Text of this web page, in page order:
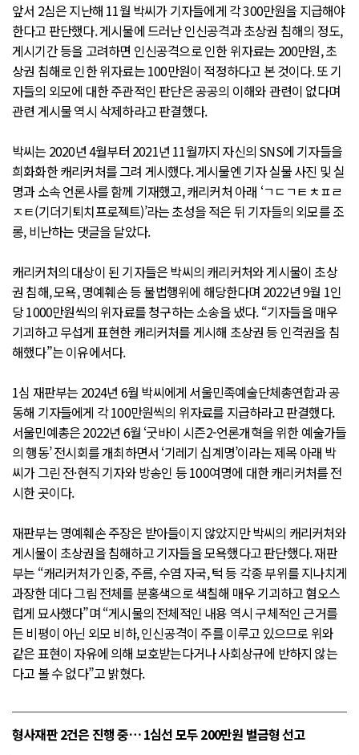
앞서 2심은 지난해 11월 박씨가 기자들에게 각 300만원을 지급해야
한다고 판단했다. 게시물에 드러난 인신공격과 초상권 침해의 정도,
게시기간 등을 고려하면 인신공격으로 인한 위자료는 200만원, 초
상권 침해로 인한 위자료는 100만원이 적정하다고 본 것이다. 또 기
자들의 외모에 대한 주관적인 판단은 공공의 이해와 관련이 없다며
관련 게시물 역시 삭제하라고 판결했다.
박씨는 2020년 4월부터 2021년 11월까지 자신의 SNS에 기자들을
희화화한 캐리커처를 그려 게시했다. 게시물엔 기자 실물 사진 및 실
명과 소속 언론사를 함께 기재했고, 캐리커처 아래 ‘ㄱㄷㄱㅌㅊㅍㄹ
ㅈㅌ(기더기퇴치프로젝트)’라는 초성을 적은 뒤 기자들의 외모를 조
롱, 비난하는 댓글을 달았다.
캐리커처의 대상이 된 기자들은 박씨의 캐리커처와 게시물이 초상
권 침해, 모욕, 명예훼손 등 불법행위에 해당한다며 2022년 9월 1인
당 1000만원씩의 위자료를 청구하는 소송을 냈다. “기자들을 매우
기괴하고 무섭게 표현한 캐리커처를 게시해 초상권 등 인격권을 침
해했다”는 이유에서다.
1심 재판부는 2024년 6월 박씨에게 서울민족예술단체총연합과 공
동해 기자들에게 각 100만원씩의 위자료를 지급하라고 판결했다.
서울민예총은 2022년 6월 ‘굿바이 시즌2-언론개혁을 위한 예술가들
의 행동’ 전시회를 개최하면서 ‘기레기 십계명’이라는 제목 아래 박
씨가 그린 전·현직 기자와 방송인 등 100여명에 대한 캐리커처를 전
시한 곳이다.
재판부는 명예훼손 주장은 받아들이지 않았지만 박씨의 캐리커처와
게시물이 초상권을 침해하고 기자들을 모욕했다고 판단했다. 재판
부는 “캐리커처가 인중, 주름, 수염 자국, 턱 등 각종 부위를 지나치게
과장한 데다 그림 전체를 분홍색으로 색칠해 매우 기괴하고 혐오스
럽게 묘사했다”며 “게시물의 전체적인 내용 역시 구체적인 근거를
든 비평이 아닌 외모 비하, 인신공격이 주를 이루고 있으므로 위와
같은 표현이 자유에 의해 보호받는다거나 사회상규에 반하지 않는
다고 볼 수 없다”고 밝혔다.
형사재판 2건은 진행 중… 1심선 모두 200만원 벌금형 선고